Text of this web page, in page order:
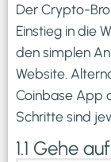
Der Crypto-
Einstieg in die
den simplen
Website.
Coinbase App
Schritte sind
1.1 Gehe auf